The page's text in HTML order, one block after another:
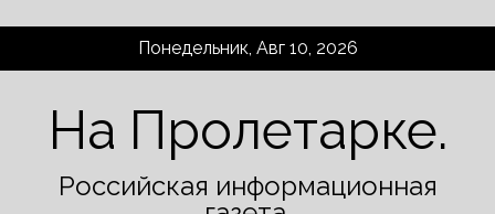
Понедельник, Авг 10, 2026
На Пролетарке.
Российская информационная